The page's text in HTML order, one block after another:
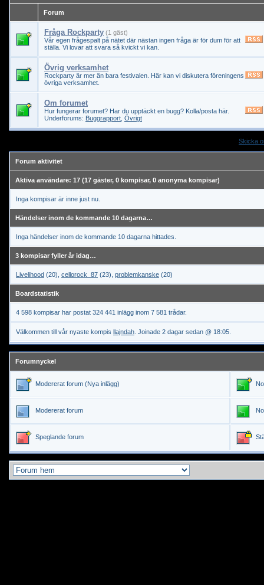
Forum
Fråga Rockparty (1 gäst)
Vår egen frågespalt på nätet där nästan ingen fråga är för dum för att
ställa. Vi lovar att svara så kvickt vi kan.
Övrig verksamhet
Rockparty är mer än bara festivalen. Här kan vi diskutera föreningens
övriga verksamhet.
Om forumet
Hur fungerar forumet? Har du upptäckt en bugg? Kolla/posta här.
Underforums: Buggrapport Övrigt
Skicka
Forum aktivitet
Aktiva användare: 17 (17 gäster, 0 kompisar, 0 anonyma kompisar)
Inga kompisar är inne just nu.
Händelser inom de kommande 10 dagarna…
Inga händelser inom de kommande 10 dagarna hittades.
3 kompisar fyller år idag…
Livelihood (20), cellorock_87 (23), problemkanske (20)
Boardstatistik
4 598 kompisar har postat 324 441 inlägg inom 7 581 trådar.
Välkommen till vår nyaste kompis llajndah . Joinade 2 dagar sedan @ 18:05.
Forumnyckel
Modererat forum (Nya inlägg)
Modererat forum
Speglande forum